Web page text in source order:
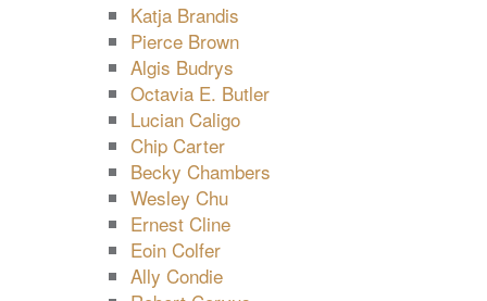
Katja Brandis
Pierce Brown
Algis Budrys
Octavia E. Butler
Lucian Caligo
Chip Carter
Becky Chambers
Wesley Chu
Ernest Cline
Eoin Colfer
Ally Condie